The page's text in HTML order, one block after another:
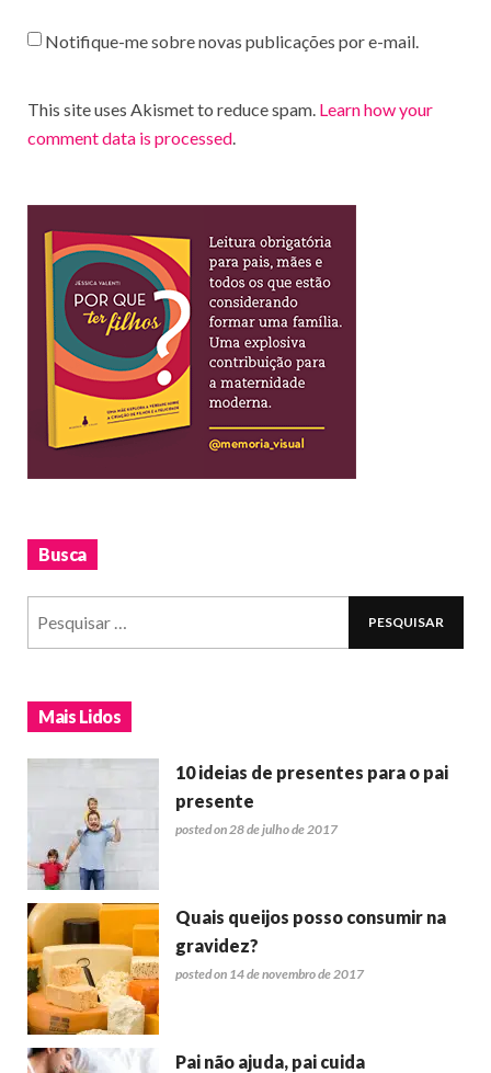
Notifique-me sobre novas publicações por e-mail.
This site uses Akismet to reduce spam. Learn how your
comment data is processed
Busca
Mais Lidos
10 ideias de presentes para o pai
presente
posted on 28 de julho de 2017
Quais queijos posso consumir na
gravidez?
posted on 14 de novembro de 2017
Pai não ajuda, pai cuida